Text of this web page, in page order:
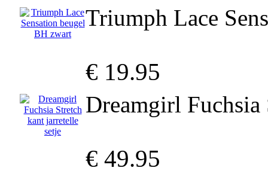
Triumph Lace
€ 19.95
Dreamgirl Fuchsia
€ 49.95